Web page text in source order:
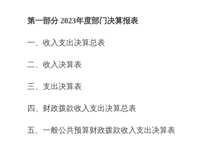
第一部分 2023年度部门决算报表
一、收入支出决算总表
二、收入决算表
三、支出决算表
四、财政拨款收入支出决算总表
五、一般公共预算财政拨款收入支出决算表